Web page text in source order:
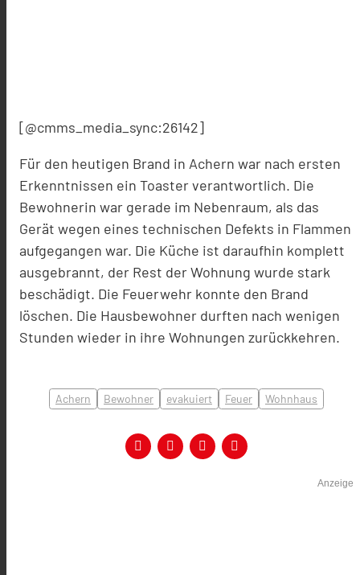
[@cmms_media_sync:26142]
Für den heutigen Brand in Achern war nach ersten
Erkenntnissen ein Toaster verantwortlich. Die
Bewohnerin war gerade im Nebenraum, als das
Gerät wegen eines technischen Defekts in Flammen
aufgegangen war. Die Küche ist daraufhin komplett
ausgebrannt, der Rest der Wohnung wurde stark
beschädigt. Die Feuerwehr konnte den Brand
löschen. Die Hausbewohner durften nach wenigen
Stunden wieder in ihre Wohnungen zurückkehren.
Achern Bewohner evakuiert Feuer Wohnhaus
Anzeige